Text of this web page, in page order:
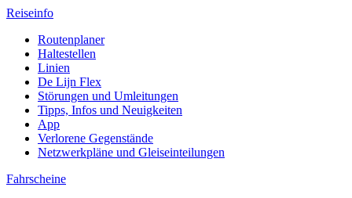
Reiseinfo
Routenplaner
Haltestellen
Linien
De Lijn Flex
Störungen und Umleitungen
Tipps, Infos und Neuigkeiten
App
Verlorene Gegenstände
Netzwerkpläne und Gleiseinteilungen
Fahrscheine